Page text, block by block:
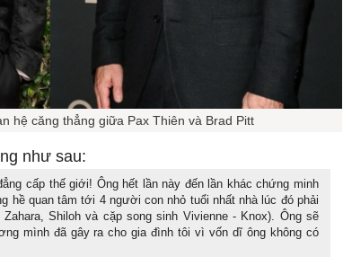
hệ căng thẳng giữa Pax Thiên và Brad Pitt
như sau:
cấp thế giới! Ông hết lần này đến lần khác chứng minh
hề quan tâm tới 4 người con nhỏ tuổi nhất nhà lúc đó phải
Shiloh và cặp song sinh Vivienne - Knox). Ông sẽ
mình đã gây ra cho gia đình tôi vì vốn dĩ ông không có